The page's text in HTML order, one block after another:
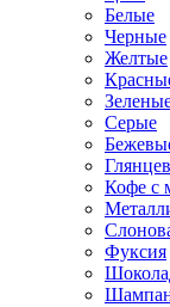
Белые
Черные
Желтые
Серые
Кофе с
Фуксия